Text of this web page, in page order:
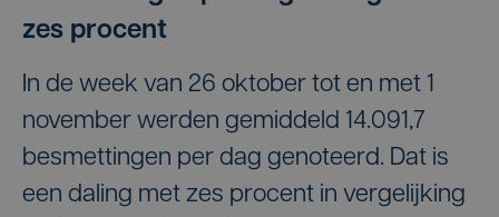
zes procent
In de week van 26 oktober tot en met 1
november werden gemiddeld 14.091,7
besmettingen per dag genoteerd. Dat is
een daling met zes procent in vergelijking